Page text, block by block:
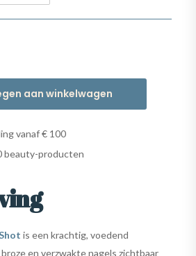
aan winkelwagen
vanaf € 100
beauty-producten
is een krachtig, voedend
en verzwakte nagels zichtbaar